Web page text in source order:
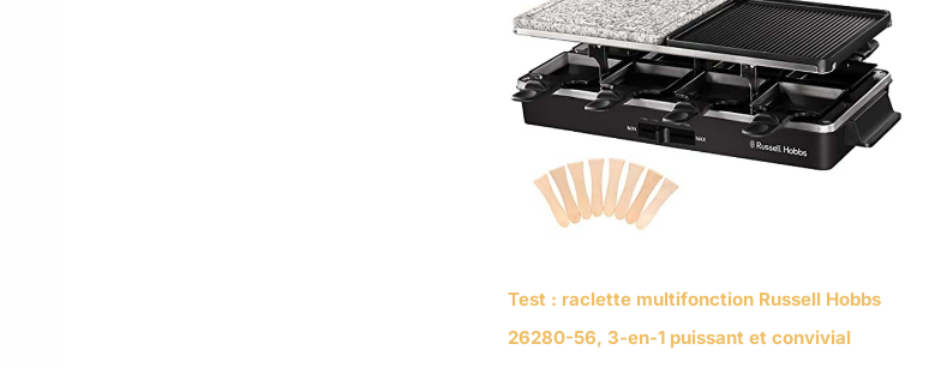
Test : raclette multifonction Russell Hobbs
26280-56, 3-en-1 puissant et convivial